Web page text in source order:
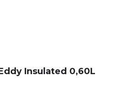
Insulated 0,60L